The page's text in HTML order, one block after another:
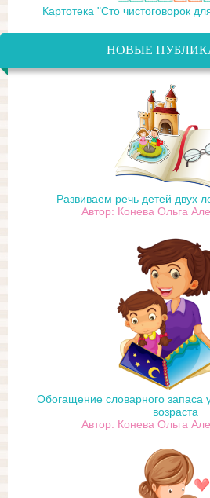
Картотека "Сто чистоговорок
НОВЫЕ
Развиваем речь детей двух
Автор: Конева Ольга
Обогащение словарного запаса
возраста
Автор: Конева Ольга